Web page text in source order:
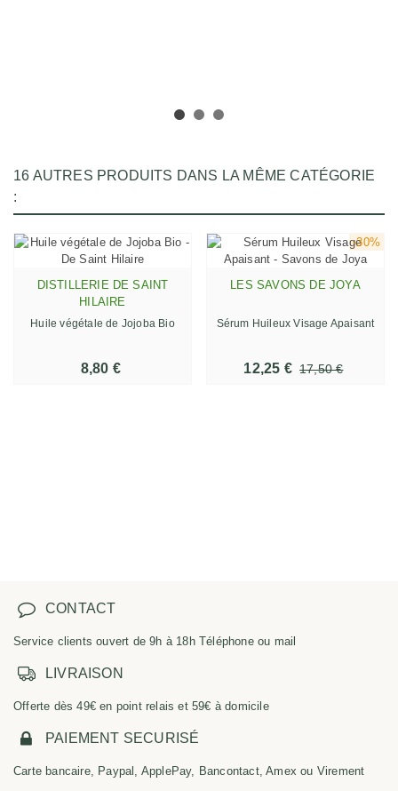
16 AUTRES PRODUITS DANS LA MÊME CATÉGORIE
:
DISTILLERIE DE SAINT
HILAIRE
Huile végétale de Jojoba Bio
8,80 €
-30%
LES SAVONS DE JOYA
Sérum Huileux Visage Apaisant
12,25 € 17,50 €
CONTACT
Service clients ouvert de 9h à 18h Téléphone ou mail
LIVRAISON
Offerte dès 49€ en point relais et 59€ à domicile
PAIEMENT SECURISÉ
Carte bancaire, Paypal, ApplePay, Bancontact, Amex ou Virement